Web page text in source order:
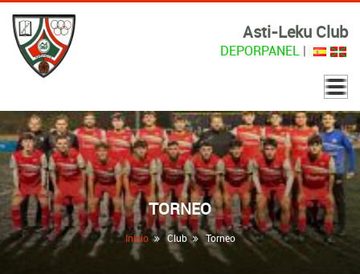
Asti-Leku Club
DEPORPANEL |
TORNEO
Inicio Club Torneo